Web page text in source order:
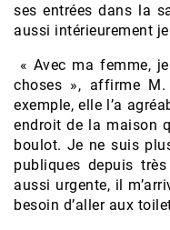
ses entrées dans la
aussi intérieurement
« Avec ma femme,
choses », affirme
exemple, elle l’a
endroit de la maison
boulot. Je ne suis
publiques depuis
aussi urgente, il
besoin d’aller aux